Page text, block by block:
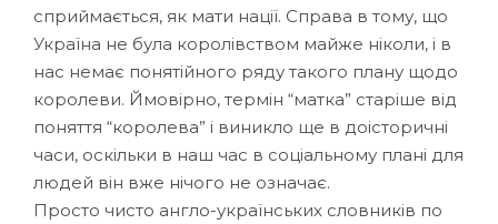
сприймається, як мати нації. Справа в тому, що
Україна не була королівством майже ніколи, і в
нас немає понятійного ряду такого плану щодо
королеви. Ймовірно, термін “матка” старіше від
поняття “королева” і виникло ще в доісторичні
часи, оскільки в наш час в соціальному плані для
людей він вже нічого не означає.
Просто чисто англо-українських словників по